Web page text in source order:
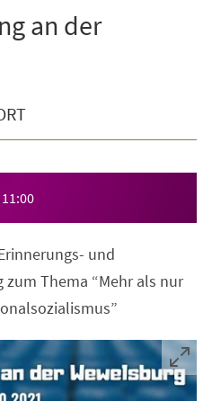
an der
11:00
und
Thema “Mehr als nur